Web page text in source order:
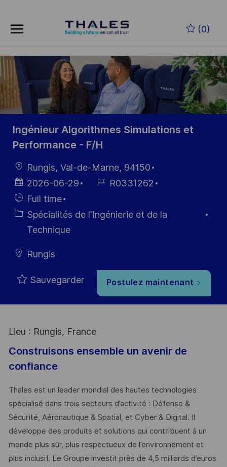
(0)
-
Ingénieur Algorithmes Simulations et
Performance - F/H
localisation
Rungis, Val-de-Marne, 94150
Date
d’affichage
2026-06-29
Référence
R0331262
Hiring
Type
Full time
Catégorie
Spécialités de l'Ingénierie et de la
Technique
Rungis
Sauvegarder Postulez maintenant
Lieu : Rungis, France
Construisons ensemble un avenir de
confiance
Thales est un leader mondial des hautes technologies
spécialisé dans trois secteurs d’activité : Défense &
Sécurité, Aéronautique & Spatial, et Cyber & Digital. Il
développe des produits et solutions qui contribuent à un
monde plus sûr, plus respectueux de l’environnement et
plus inclusif. Le Groupe investit près de 4,5 milliards d’euros